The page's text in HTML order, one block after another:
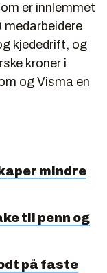
er innlemmet
medarbeidere
kjededrift, og
kroner i
og Visma en
mindre
til penn og
på faste